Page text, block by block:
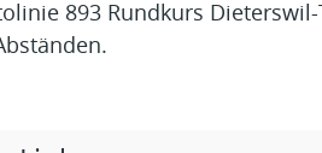
893 Rundkurs